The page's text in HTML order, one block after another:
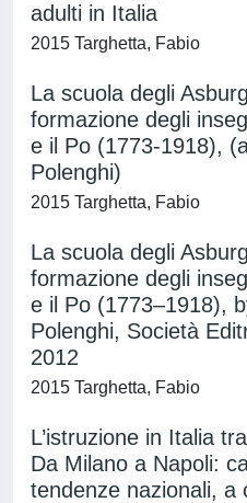
adulti in Italia
2015 Targhetta, Fabio
La scuola degli
formazione degli
e il Po (1773-1918),
Polenghi)
2015 Targhetta, Fabio
La scuola degli
formazione degli
e il Po (1773–1918),
Polenghi, Società
2012
2015 Targhetta, Fabio
L’istruzione in Italia
Da Milano a Napoli:
tendenze nazionali, a